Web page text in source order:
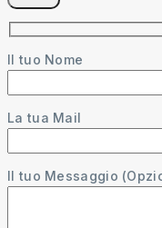
Il tuo Nome
La tua Mail
Il tuo Messaggio